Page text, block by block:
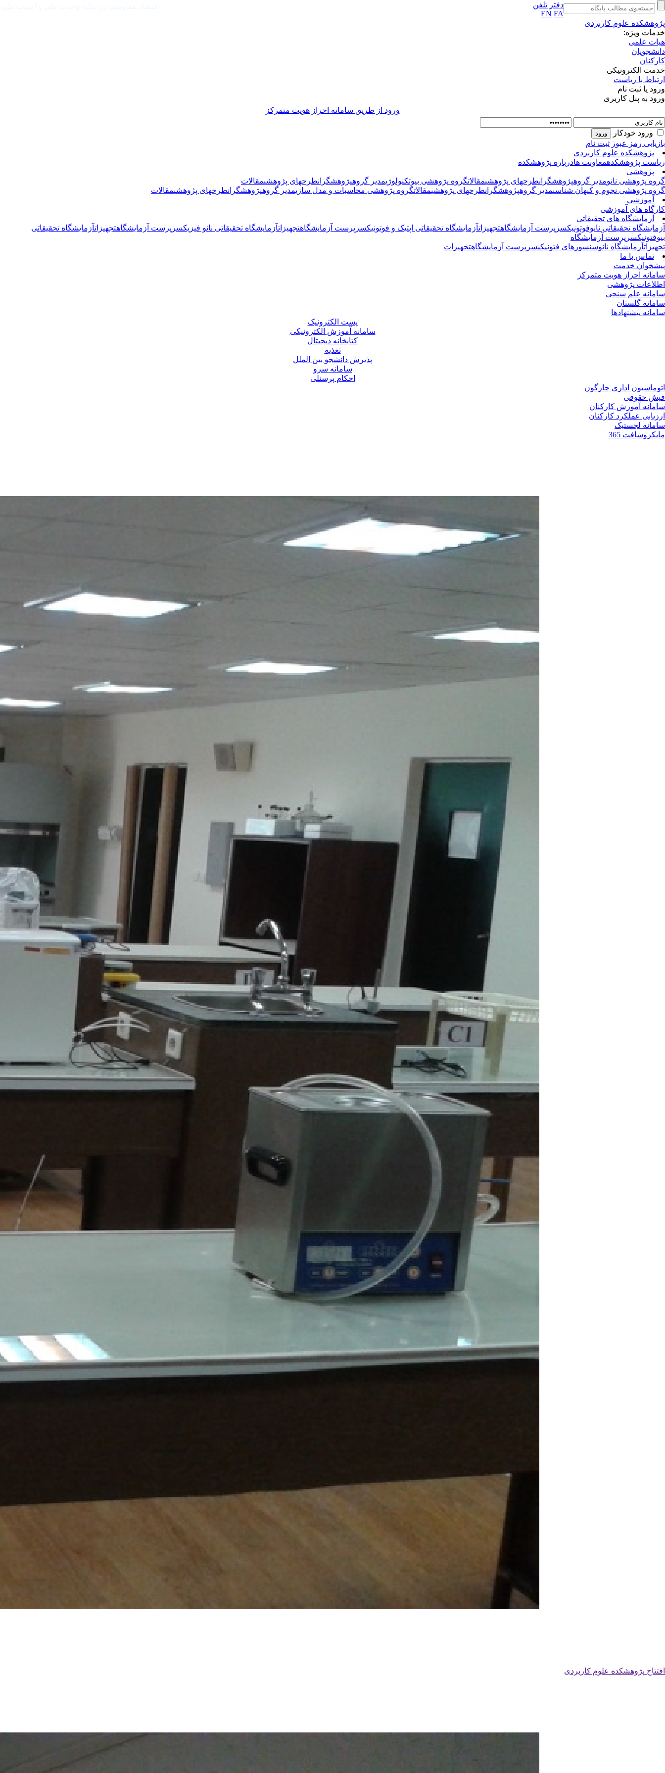
دفتر تلفن
EN FA
پژوهشکده علوم کاربردی
خدمات ویژه:
هیات علمی
دانشجویان
کارکنان
خدمت الکترونیکی
ارتباط با ریاست
ورود یا ثبت نام
ورود به پنل کاربری
ورود از طريق سامانه احراز هويت متمركز
ورود خودکار
بازیابی رمز عبور ثبت نام
پژوهشکده علوم کاربردی
ریاست پژوهشکدهمعاونت هادرباره پژوهشکده
پژوهشی
گروه پژوهشی نانومدیر گروهپژوهشگرانطرحهای پژوهشیمقالاتگروه پژوهشی بیوتکنولوژیمدیر گروهپژوهشگرانطرحهای پژوهشیمقالات
گروه پژوهشی نجوم و کیهان شناسیمدیر گروهپژوهشگرانطرحهای پژوهشیمقالاتگروه پژوهشی محاسبات و مدل سازیمدیر گروهپژوهشگرانطرحهای پژوهشیمقالات
آموزشی
کارگاه های آموزشی
آزمایشگاه های تحقیقاتی
آزمایشگاه تحقیقاتی نانوفوتونیکسرپرست آزمایشگاهتجهیزاتآزمایشگاه تحقیقاتی اپتیک و فوتونیکسرپرست آزمایشگاهتجهیزاتآزمایشگاه تحقیقاتی نانو فیزیکسرپرست آزمایشگاهتجهیزاتآزمایشگاه تحقیقاتی
بیوفتونیکسرپرست آزمایشگاه
تجهیزاتآزمایشگاه نانوسنسورهای فتونیکیسرپرست آزمایشگاهتجهیزات
تماس با ما
پیشخوان خدمت
سامانه احراز هویت متمرکز
اطلاعات پژوهشی
سامانه علم سنجی
سامانه گلستان
سامانه پیشنهادها
پست الکترونیک
سامانه آموزش الکترونیکی
کتابخانه دیجیتال
تغذیه
پذیرش دانشجو بین الملل
سامانه سرو
احکام پرسنلی
اتوماسیون اداری چارگون
فیش حقوقی
سامانه آموزش کارکنان
ارزیابی عملکرد کارکنان
سامانه لجستیک
مایکروسافت 365
افتتاح پژوهشکده علوم کاربردی